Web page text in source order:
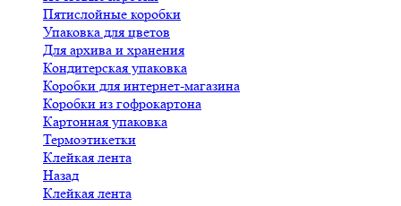
Пятислойные коробки
Упаковка для цветов
Для архива и хранения
Кондитерская упаковка
Коробки для интернет-магазина
Коробки из гофрокартона
Картонная упаковка
Термоэтикетки
Клейкая лента
Назад
Клейкая лента